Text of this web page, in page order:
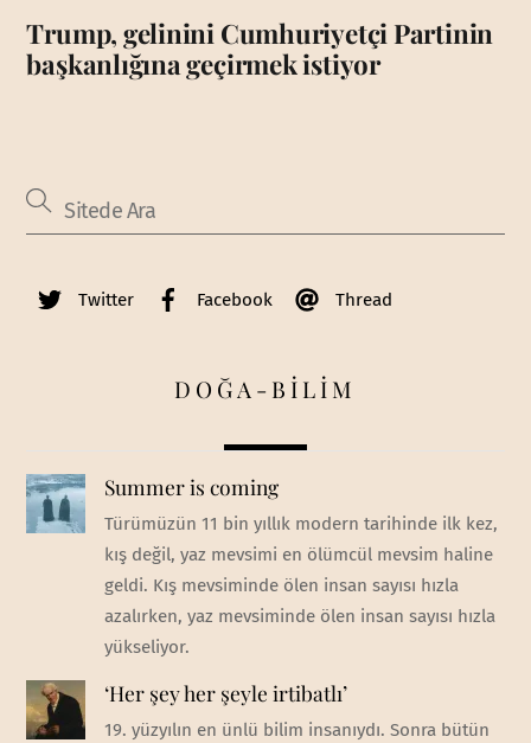
Trump, gelinini Cumhuriyetçi Partinin
başkanlığına geçirmek istiyor
Twitter Facebook Thread
DOĞA-BİLİM
Summer is coming
Türümüzün 11 bin yıllık modern tarihinde ilk kez,
kış değil, yaz mevsimi en ölümcül mevsim haline
geldi. Kış mevsiminde ölen insan sayısı hızla
azalırken, yaz mevsiminde ölen insan sayısı hızla
yükseliyor.
‘Her şey her şeyle irtibatlı’
19. yüzyılın en ünlü bilim insanıydı. Sonra bütün